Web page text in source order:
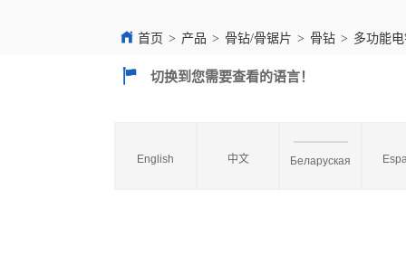
首页 > 产品 > 骨钻/骨锯片 > 骨钻 > 多功能
切换到您需要查看的语言！
English 中文 Беларуская